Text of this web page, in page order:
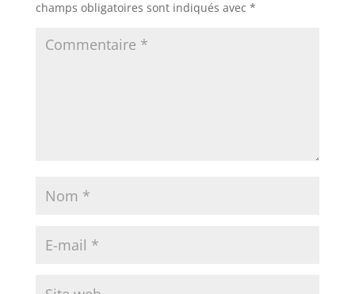
champs obligatoires sont indiqués avec *